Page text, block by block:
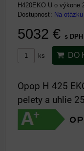
H420EKO U o výkone
Dostupnosť: Na otázku
5032 € s DPH
ks DO
Opop H 425
pelety a uhlie